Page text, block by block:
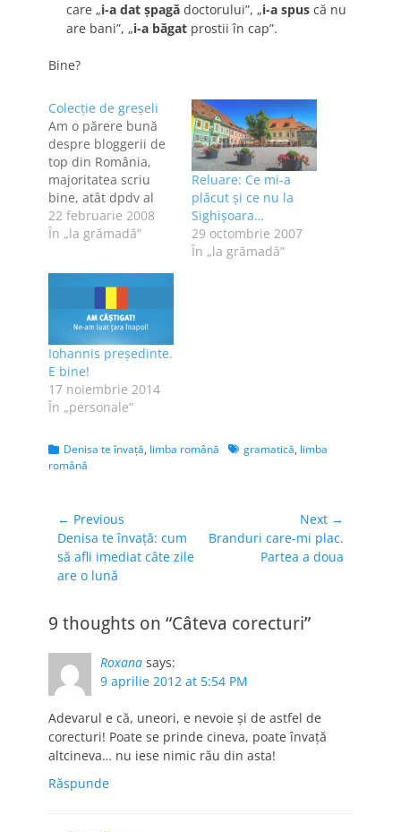
care „i-a dat şpagă doctorului”, „i-a spus că nu
are bani”, „i-a băgat prostii în cap”.
Bine?
Colecţie de greşeli
Am o părere bună
despre bloggerii de
top din România,
majoritatea scriu
bine, atât dpdv al
scriiturii, cât şi în ce
priveşte
gramaticală. Dar
mulţi bloggeri fac
unele greşeli peste
care chiar nu pot să
trec. Nu de alta, da'-
mi zgârie retina. În
tinereţe, am făcut
corectură la câteva…
22 februarie 2008
În „la grămadă”
Reluare: Ce mi-a
plăcut şi ce nu la
Sighişoara…
29 octombrie 2007
În „la grămadă”
Iohannis preşedinte.
E bine!
17 noiembrie 2014
În „personale”
Categories
Denisa te învaţă, limba română Tagsgramatică, limba
română
Navigare
în
articole
← Previous
Previous
post:
Denisa te învaţă: cum
să afli imediat câte zile
are o lună
Next →
Next
Branduri care-mi plac.
Partea a doua
9 thoughts on “Câteva corecturi”
Roxana says:
9 aprilie 2012 at 5:54 PM
Adevarul e că, uneori, e nevoie şi de astfel de
corecturi! Poate se prinde cineva, poate învaţă
altcineva… nu iese nimic rău din asta!
Răspunde